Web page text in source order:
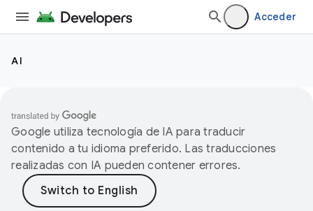
Acceder
AI
Google utiliza tecnología de IA para traducir
contenido a tu idioma preferido. Las traducciones
realizadas con IA pueden contener errores.